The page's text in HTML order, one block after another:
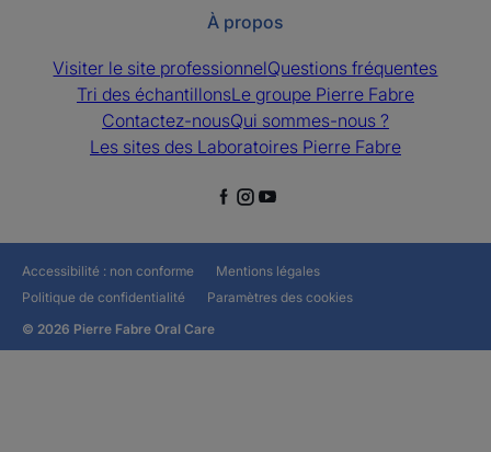
À propos
Visiter le site professionnelQuestions fréquentes
Tri des échantillonsLe groupe Pierre Fabre
Contactez-nousQui sommes-nous ?
Les sites des Laboratoires Pierre Fabre
Accessibilité : non conforme
Mentions légales
Politique de confidentialité
Paramètres des cookies
© 2026 Pierre Fabre Oral Care